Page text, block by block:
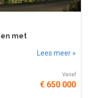
met
Lees meer »
Vanaf
€ 650 000